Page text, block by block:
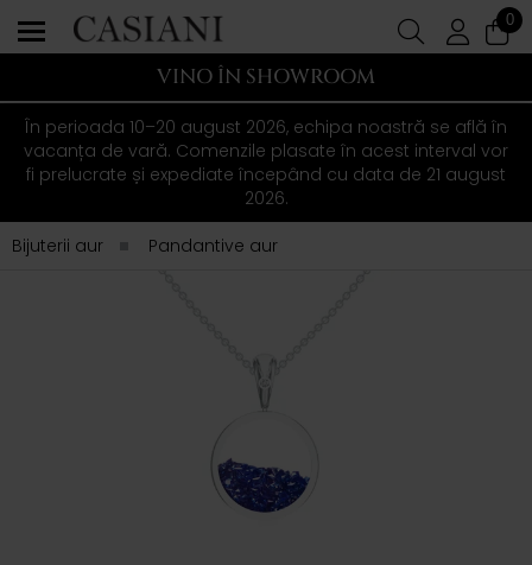
0
VINO ÎN SHOWROOM
În perioada 10–20 august 2026, echipa noastră se află în
vacanța de vară. Comenzile plasate în acest interval vor
fi prelucrate și expediate începând cu data de 21 august
2026.
Bijuterii aur
Pandantive aur